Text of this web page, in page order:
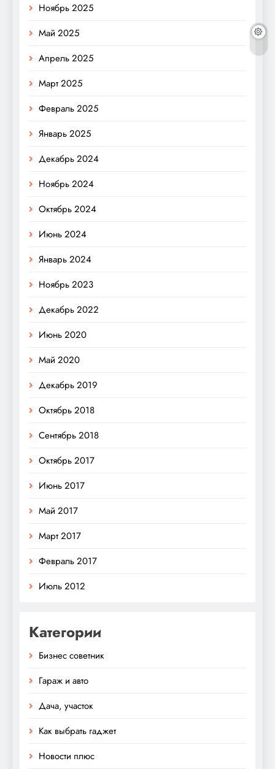
Ноябрь 2025
Май 2025
Апрель 2025
Март 2025
Февраль 2025
Январь 2025
Декабрь 2024
Ноябрь 2024
Октябрь 2024
Июнь 2024
Январь 2024
Ноябрь 2023
Декабрь 2022
Июнь 2020
Май 2020
Декабрь 2019
Октябрь 2018
Сентябрь 2018
Октябрь 2017
Июнь 2017
Май 2017
Март 2017
Февраль 2017
Июль 2012
Категории
Бизнес советник
Гараж и авто
Дача, участок
Как выбрать гаджет
Новости плюс